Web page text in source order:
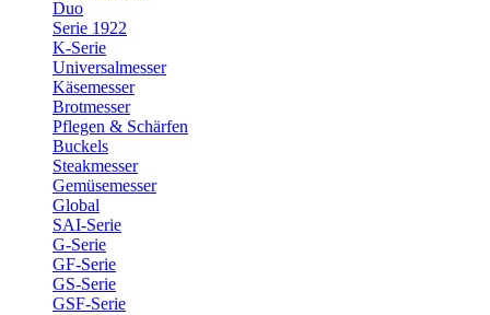
Duo
Serie 1922
K-Serie
Universalmesser
Käsemesser
Brotmesser
Pflegen & Schärfen
Buckels
Steakmesser
Gemüsemesser
Global
SAI-Serie
G-Serie
GF-Serie
GS-Serie
GSF-Serie